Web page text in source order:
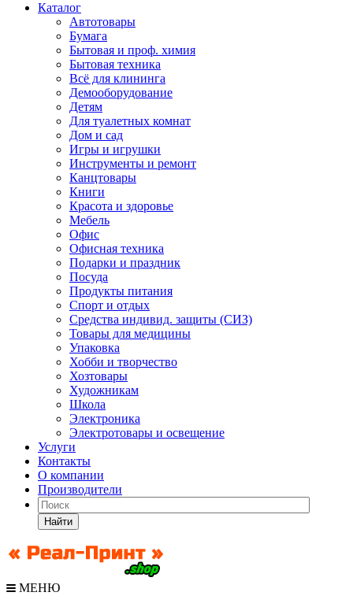
Каталог
Автотовары
Бумага
Бытовая и проф. химия
Бытовая техника
Всё для клининга
Демооборудование
Детям
Для туалетных комнат
Дом и сад
Игры и игрушки
Инструменты и ремонт
Канцтовары
Книги
Красота и здоровье
Мебель
Офис
Офисная техника
Подарки и праздник
Посуда
Продукты питания
Спорт и отдых
Средства индивид. защиты (СИЗ)
Товары для медицины
Упаковка
Хобби и творчество
Хозтовары
Художникам
Школа
Электроника
Электротовары и освещение
Услуги
Контакты
О компании
Производители
Найти
МЕНЮ